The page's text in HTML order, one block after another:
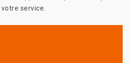
service.